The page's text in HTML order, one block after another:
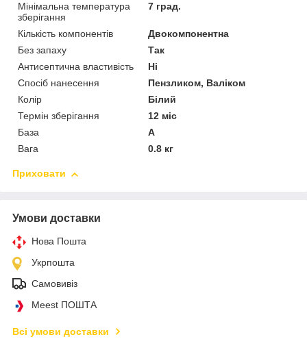
Мінімальна температура
зберігання
7 град.
Кількість компонентів
Двокомпонентна
Без запаху
Так
Антисептична властивість
Ні
Спосіб нанесення
Пензликом, Валіком
Колір
Білий
Термін зберігання
12 міс
База
А
Вага
0.8 кг
Приховати
Умови доставки
Нова Пошта
Укрпошта
Самовивіз
Meest ПОШТА
Всі умови доставки